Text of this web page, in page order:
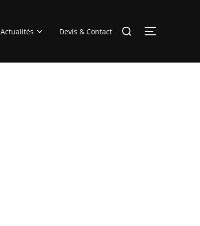
Actualités Devis & Contact
Rechercher :